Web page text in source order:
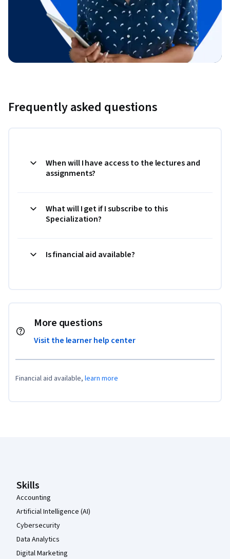
Frequently asked questions
When will I have access to the lectures and
assignments?
What will I get if I subscribe to this
Specialization?
Is financial aid available?
More questions
Visit the learner help center
Financial aid available, learn more
Skills
Accounting
Artificial Intelligence (AI)
Cybersecurity
Data Analytics
Digital Marketing